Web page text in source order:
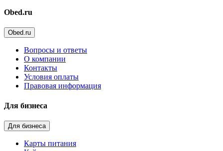
Obed.ru
Obed.ru
Вопросы и ответы
О компании
Контакты
Условия оплаты
Правовая информация
Для бизнеса
Для бизнеса
Карты питания